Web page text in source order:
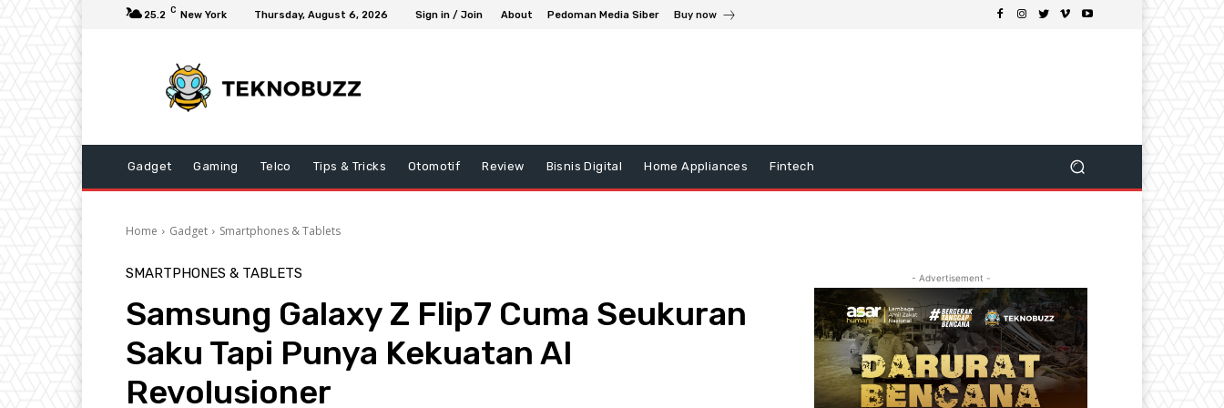
25.2 C New York Thursday, August 6, 2026 Sign in / Join About Pedoman Media Siber Buy now
Gadget Gaming Telco Tips & Tricks Otomotif Review Bisnis Digital Home Appliances Fintech
Home Gadget Smartphones & Tablets
SMARTPHONES & TABLETS
Samsung Galaxy Z Flip7 Cuma Seukuran
Saku Tapi Punya Kekuatan AI
Revolusioner
- Advertisement -